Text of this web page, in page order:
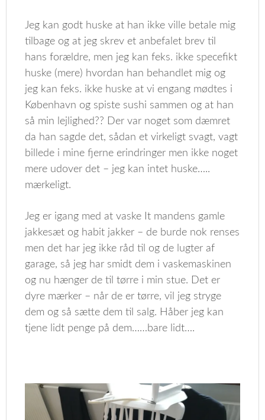
Jeg kan godt huske at han ikke ville betale mig
tilbage og at jeg skrev et anbefalet brev til
hans forældre, men jeg kan feks. ikke specefikt
huske (mere) hvordan han behandlet mig og
jeg kan feks. ikke huske at vi engang mødtes i
København og spiste sushi sammen og at han
så min lejlighed?? Der var noget som dæmret
da han sagde det, sådan et virkeligt svagt, vagt
billede i mine fjerne erindringer men ikke noget
mere udover det – jeg kan intet huske…..
mærkeligt.
Jeg er igang med at vaske It mandens gamle
jakkesæt og habit jakker – de burde nok renses
men det har jeg ikke råd til og de lugter af
garage, så jeg har smidt dem i vaskemaskinen
og nu hænger de til tørre i min stue. Det er
dyre mærker – når de er tørre, vil jeg stryge
dem og så sætte dem til salg. Håber jeg kan
tjene lidt penge på dem……bare lidt….